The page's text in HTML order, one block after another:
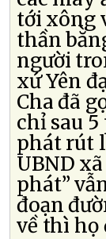
tới xông
thần
người
xứ Yên
Cha đã
chỉ sau
phát rút
UBND
phát”
đoạn
về thì họ